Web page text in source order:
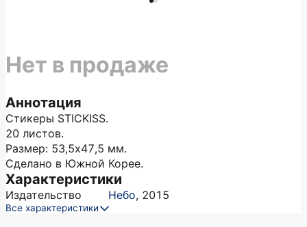
Аннотация
Стикеры STICKISS.
20 листов.
Размер: 53,5х47,5 мм.
Сделано в Южной Корее.
Характеристики
Издательство Небо, 2015
Все характеристики
Нет в продаже